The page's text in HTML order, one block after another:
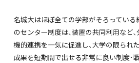
名城大はほぼ全ての学部がそろっている
のセンター制度は、装置の共同利用など
機的連携を一気に促進し、大学の限られ
成果を短期間で出せる非常に良い制度･